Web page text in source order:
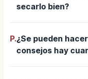
secarlo bien?
P.¿Se pueden
consejos hay